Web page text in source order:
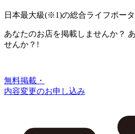
日本最大級(※1)の総合ライフポー
あなたのお店を掲載しませんか？
せんか？!
無料掲載・
内容変更のお申し込み